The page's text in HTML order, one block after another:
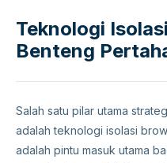
Teknologi
Benteng
Salah satu pilar utama
adalah teknologi isolasi
adalah pintu masuk utama